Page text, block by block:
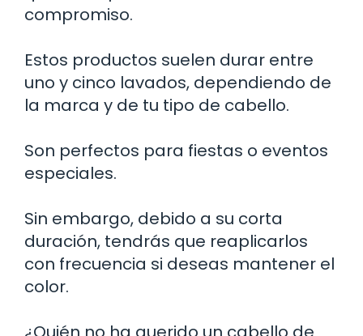
compromiso.
Estos productos suelen durar entre
uno y cinco lavados, dependiendo de
la marca y de tu tipo de cabello.
Son perfectos para fiestas o eventos
especiales.
Sin embargo, debido a su corta
duración, tendrás que reaplicarlos
con frecuencia si deseas mantener el
color.